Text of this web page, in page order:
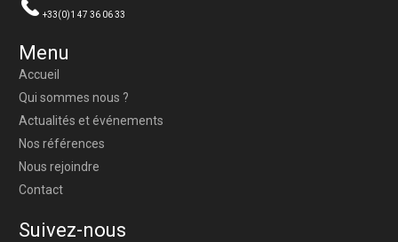
+33(0)1 47 36 06 33
Menu
Accueil
Qui sommes nous ?
Actualités et événements
Nos références
Nous rejoindre
Contact
Suivez-nous